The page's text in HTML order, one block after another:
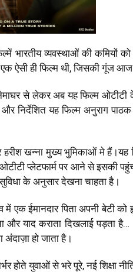
भारतीय व्यवस्थाओं की कमियों
ऐसी ही फिल्म थी, जिसकी गूंज आज
से लेकर अब यह फिल्म ओटीटी के
और निर्देशित यह फिल्म अनुराग
हरीश खन्ना मुख्य भुमिकाओं मे
प्लेटफार्म पर आने से इसकी
के अनुसार देखना चाहता है।
ईमानदार पिता अपनी बेटी को
और याद कराता दिखलाई पड़ता है…
हो जाता है।
होते युवाओं से भरे पूरे, नई शिक्षा